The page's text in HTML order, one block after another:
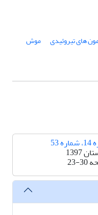
های تیروئیدی موش
53
1397
23-30